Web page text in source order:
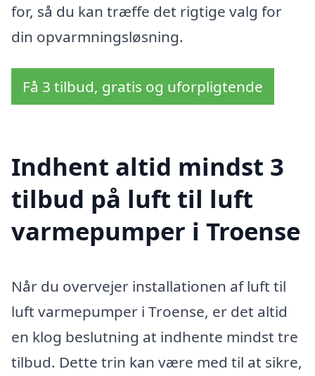
for, så du kan træffe det rigtige valg for
din opvarmningsløsning.
Få 3 tilbud, gratis og uforpligtende
Indhent altid mindst 3
tilbud på luft til luft
varmepumper i Troense
Når du overvejer installationen af luft til
luft varmepumper i Troense, er det altid
en klog beslutning at indhente mindst tre
tilbud. Dette trin kan være med til at sikre,